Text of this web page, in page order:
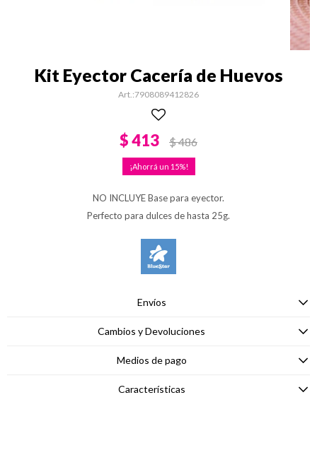
Kit Eyector Cacería de Huevos
7908089412826
$413 $486
15
NO INCLUYE Base para eyector.
Perfecto para dulces de hasta 25g.
Envíos
Cambios y Devoluciones
Medios de pago
Características